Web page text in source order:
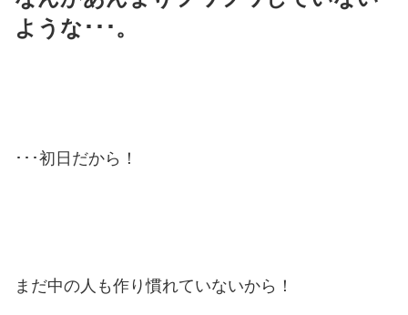
ような･･･。
･･･初日だから！
まだ中の人も作り慣れていないから！